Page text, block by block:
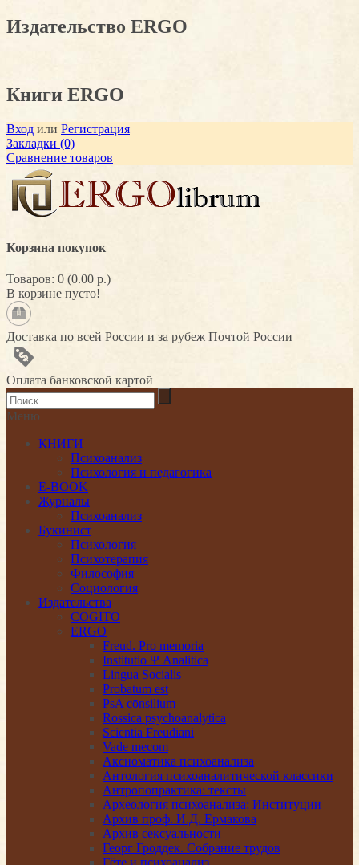
Издательство ERGO
Книги ERGO
Вход или Регистрация
Закладки (0)
Сравнение товаров
Корзина покупок
Товаров: 0 (0.00 р.)
В корзине пусто!
Доставка по всей России и за рубеж Почтой России
Оплата банковской картой
Меню
КНИГИ
Психоанализ
Психология и педагогика
E-BOOK
Журналы
Психоанализ
Букинист
Психология
Психотерапия
Философия
Социология
Издательства
COGITO
ERGO
Freud. Pro memoria
Institutio Ψ Analitica
Lingua Socialis
Probatum est
PsA cōnsilium
Rossica psychoanalytica
Scientia Freudiani
Vade mecom
Аксиоматика психоанализа
Антология психоаналитической классики
Антропопрактика: тексты
Археология психоанализа: Институции
Архив проф. И.Д. Ермакова
Архив сексуальности
Георг Гроддек. Собрание трудов